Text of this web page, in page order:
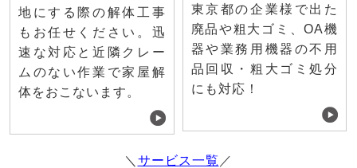
地にする際の解体工事
もお任せください。迅
速な対応と近隣クレー
ムのない作業で家屋解
体をおこないます。
東京都の企業様で出た
廃品や粗大ゴミ、OA機
器や業務用機器の不用
品回収・粗大ゴミ処分
にも対応！
＼ サービス一覧 ／